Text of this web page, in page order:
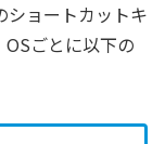
ショートカットキ
ごとに以下の